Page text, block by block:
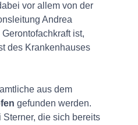
vor allem von der
Andrea
ist,
des Krankenhauses
aus dem
gefunden werden.
die sich bereits